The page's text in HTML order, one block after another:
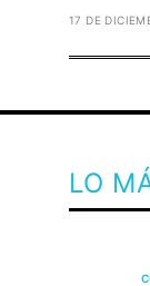
17 DE
LO